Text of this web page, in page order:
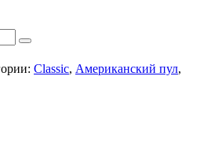
Classic, Американский пул,